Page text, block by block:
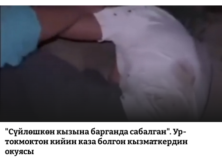
"Сүйлөшкөн кызына барганда сабалган". Ур-
токмоктон кийин каза болгон кызматкердин
окуясы